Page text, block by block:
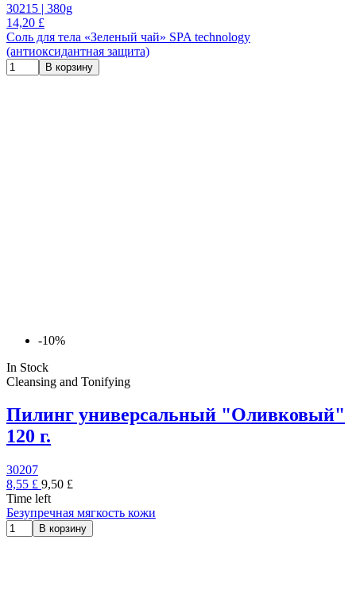
30215 | 380g
14,20 £
Соль для тела «Зеленый чай» SPA technology
(антиоксидантная защита)
В корзину
-10%
In Stock
Cleansing and Tonifying
Пилинг универсальный "Оливковый"
120 г.
30207
8,55 £ 9,50 £
Time left
Безупречная мягкость кожи
В корзину